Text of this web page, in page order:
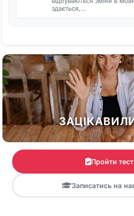
здається,…
Пройти тест
Записатись на